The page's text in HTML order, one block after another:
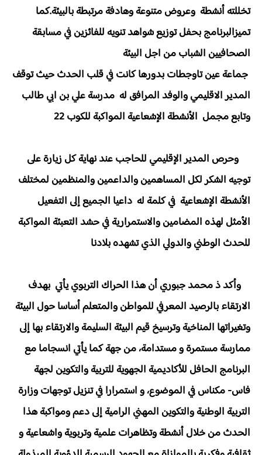
تخللته أنشطة وعروض متنوعة وهادفة مرتبطة بالبيئة.كما
تميزالبرنامج بحفل توزيع شواهد تنويه للفائزين في مسابقة
الصحافيين الشباب من اجل البيئة
جماعة عين تاوجطات بدورها كانت في قلب الحدث حيث توقف
المدير الاقليمي والوفد المرافق له مدرسة علي بن ابي طالب
وتابع مجمل الأنشطة الإشعاعية المواكبة للكوب 22
وحرص المدير الإقليمي للحاجب عند نهاية كل زيارة على
توجيه الشكر لكل المساهمين والداعمين والمنظمين لمختلف
الأنشطة الإشعاعية في كلمة له داعيا الجميع إلى التفعيل
الأمثل لهذه المضامين والاستمرارية في حشد التعبئة المواكبة
للحدث الوطني والدولي الذي تشهده بلادنا
وأكد ذ محمد جبوري أن هذا الحراك التربوي يأتي بهدف
الارتقاء بالرصيد المعرفي للمواطن والمتعلم أساسا حول البيئة
وتغيراتها المناخية وترسيخ قيم البيئة السليمة والارتقاء بها إلى
ممارسة مستمرة و مستدامة، من جهة كما يأتي انسجاما مع
البرنامج الحافل للأكاديمية الجهوية للتربية والتكوين لجهة
فاس- مكناس في الموضوع، و استمرارا في تنزيل توجهات وزارة
التربية الوطنية والتكوين المهني الرامية إلى دعم ومواكبة هذا
الحدث من خلال أنشطة وتظاهرات علمية وتربوية واشعاعية و